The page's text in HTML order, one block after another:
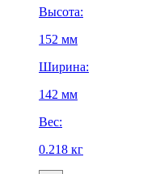
Высота:
152 мм
Ширина:
142 мм
Вес:
0.218 кг